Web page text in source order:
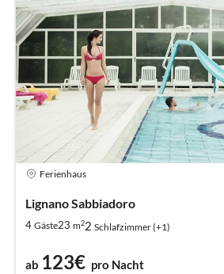
Ferienhaus
Lignano Sabbiadoro
4 Gäste23 m22 Schlafzimmer (+1)
ab 123€ pro Nacht